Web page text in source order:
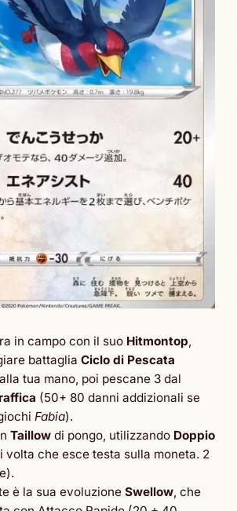
in campo con il suo Hitmontop,
battaglia Ciclo di Pescata
tua mano, poi pescane 3 dal
(50+ 80 danni addizionali se
Fabia).
Taillow di pongo, utilizzando Doppio
volta che esce testa sulla moneta. 2
è la sua evoluzione Swellow, che